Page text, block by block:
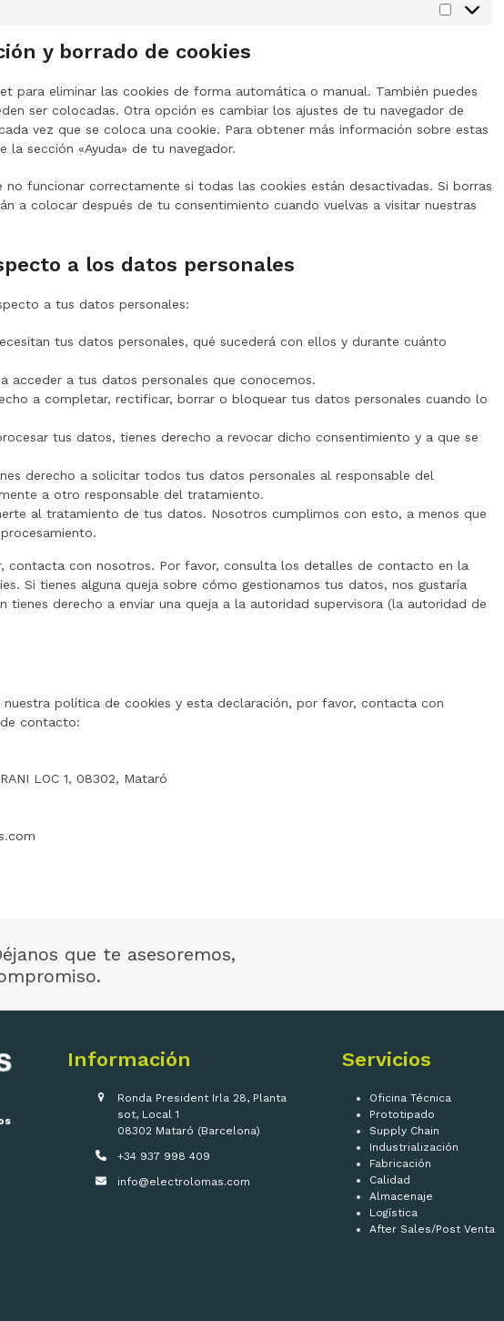
Marketing
y borrado de cookies
para eliminar las cookies de forma automática o manual. También puedes
ser colocadas. Otra opción es cambiar los ajustes de tu navegador de
vez que se coloca una cookie. Para obtener más información sobre estas
sección «Ayuda» de tu navegador.
no funcionar correctamente si todas las cookies están desactivadas. Si borras
a colocar después de tu consentimiento cuando vuelvas a visitar nuestras
a los datos personales
a tus datos personales:
tus datos personales, qué sucederá con ellos y durante cuánto
acceder a tus datos personales que conocemos.
a completar, rectificar, borrar o bloquear tus datos personales cuando lo
tus datos, tienes derecho a revocar dicho consentimiento y a que se
derecho a solicitar todos tus datos personales al responsable del
a otro responsable del tratamiento.
al tratamiento de tus datos. Nosotros cumplimos con esto, a menos que
contacta con nosotros. Por favor, consulta los detalles de contacto en la
Si tienes alguna queja sobre cómo gestionamos tus datos, nos gustaría
tienes derecho a enviar una queja a la autoridad supervisora (la autoridad de
nuestra política de cookies y esta declaración, por favor, contacta con
contacto:
LOC 1, 08302, Mataró
que te asesoremos,
Información
Ronda President Irla 28, Planta
sot, Local 1
08302 Mataró (Barcelona)
+34 937 998 409
info@electrolomas.com
Servicios
Oficina Técnica
Prototipado
Supply Chain
Industrialización
Fabricación
Calidad
Almacenaje
Logística
After Sales/Post Venta